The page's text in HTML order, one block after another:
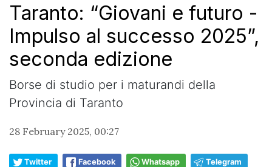
Taranto: “Giovani e futuro -
Impulso al successo 2025”,
seconda edizione
Borse di studio per i maturandi della
Provincia di Taranto
28 February 2025, 00:27
Twitter Facebook Whatsapp Telegram